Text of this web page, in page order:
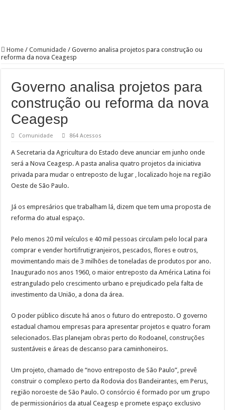
Home / Comunidade / Governo analisa projetos para construção ou
reforma da nova Ceagesp
Governo analisa projetos para
construção ou reforma da nova
Ceagesp
Comunidade 864 Acessos
A Secretaria da Agricultura do Estado deve anunciar em junho onde
será a Nova Ceagesp. A pasta analisa quatro projetos da iniciativa
privada para mudar o entreposto de lugar , localizado hoje na região
Oeste de São Paulo.
Já os empresários que trabalham lá, dizem que tem uma proposta de
reforma do atual espaço.
Pelo menos 20 mil veículos e 40 mil pessoas circulam pelo local para
comprar e vender hortifrutigranjeiros, pescados, flores e outros,
movimentando mais de 3 milhões de toneladas de produtos por ano.
Inaugurado nos anos 1960, o maior entreposto da América Latina foi
estrangulado pelo crescimento urbano e prejudicado pela falta de
investimento da União, a dona da área.
O poder público discute há anos o futuro do entreposto. O governo
estadual chamou empresas para apresentar projetos e quatro foram
selecionados. Elas planejam obras perto do Rodoanel, construções
sustentáveis e áreas de descanso para caminhoneiros.
Um projeto, chamado de “novo entreposto de São Paulo”, prevê
construir o complexo perto da Rodovia dos Bandeirantes, em Perus,
região noroeste de São Paulo. O consórcio é formado por um grupo
de permissionários da atual Ceagesp e promete espaço exclusivo